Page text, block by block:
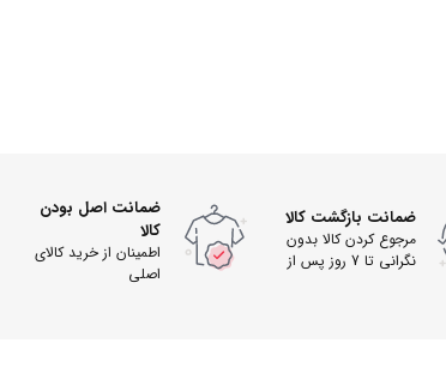
ضمانت بازگشت کالا
مرجوع کردن کالا بدون
نگرانی تا 7 روز پس از
ضمانت اصل بودن
کالا
اطمینان از خرید کالای
اصلی